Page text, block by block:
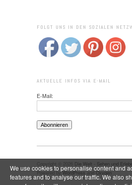
FOLGT UNS IN DEN SOZIALEN
AKTUELLE INFOS VIA E-MAIL
E-Mail:
Die Welt - Sehen und
Powered byWordPressandOxygen
We use cookies to personalise content and
features and to analyse our traffic. We also